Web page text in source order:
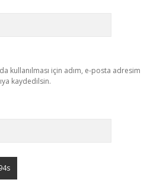
kullanılması için adım, e-posta adresim
kaydedilsin.